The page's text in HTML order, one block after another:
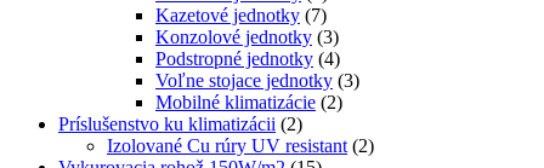
Kazetové jednotky (7)
Konzolové jednotky (3)
Podstropné jednotky (4)
Voľne stojace jednotky (3)
Mobilné klimatizácie (2)
Príslušenstvo ku klimatizácii (2)
Izolované Cu rúry UV resistant (2)